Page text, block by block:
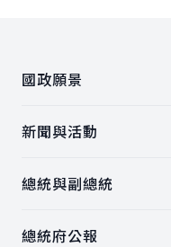
國政願景
新聞與活動
總統與副總統
總統府公報